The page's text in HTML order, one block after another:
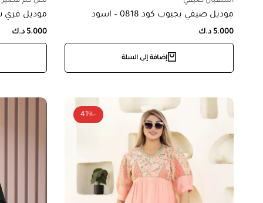
موديل صيفي بجيوب كود 0818 – اسود
5.000 د.ك
إضافة إلى السلة
موديل فري سايز
5.000 د.ك
-41%